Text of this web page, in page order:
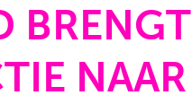
BRENGT
NAAR